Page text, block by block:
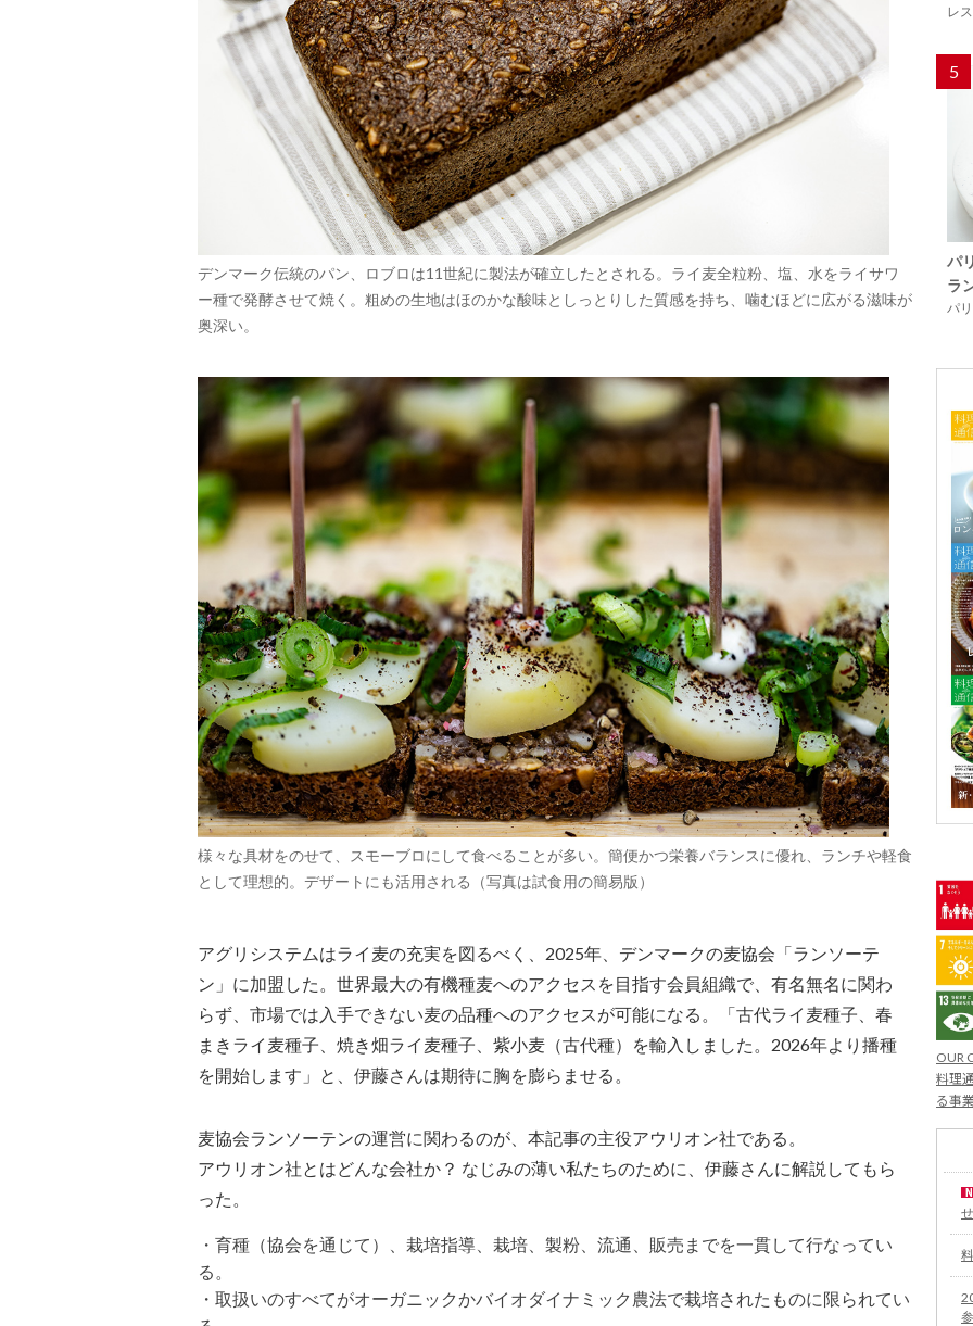
デンマーク伝統のパン、ロブロは11世紀に製法が確立したとされる。ライ麦全粒粉、塩、水をライサワ
ー種で発酵させて焼く。粗めの生地はほのかな酸味としっとりした質感を持ち、噛むほどに広がる滋味が
奥深い。
様々な具材をのせて、スモーブロにして食べることが多い。簡便かつ栄養バランスに優れ、ランチや軽食
として理想的。デザートにも活用される（写真は試食用の簡易版）
アグリシステムはライ麦の充実を図るべく、2025年、デンマークの麦協会「ランソーテ
ン」に加盟した。世界最大の有機種麦へのアクセスを目指す会員組織で、有名無名に関わ
らず、市場では入手できない麦の品種へのアクセスが可能になる。「古代ライ麦種子、春
まきライ麦種子、焼き畑ライ麦種子、紫小麦（古代種）を輸入しました。2026年より播種
を開始します」と、伊藤さんは期待に胸を膨らませる。
麦協会ランソーテンの運営に関わるのが、本記事の主役アウリオン社である。
アウリオン社とはどんな会社か？ なじみの薄い私たちのために、伊藤さんに解説してもら
った。
・育種（協会を通じて）、栽培指導、栽培、製粉、流通、販売までを一貫して行なってい
る。
・取扱いのすべてがオーガニックかバイオダイナミック農法で栽培されたものに限られてい
レ
5
パ
ラ
パ
OUR
料理
る事
せ